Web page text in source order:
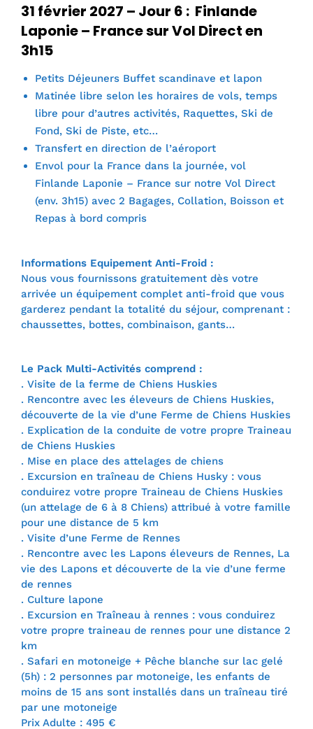
31 février 2027 – Jour 6 : Finlande
Laponie – France sur Vol Direct en
3h15
Petits Déjeuners Buffet scandinave et lapon
Matinée libre selon les horaires de vols, temps
libre pour d’autres activités, Raquettes, Ski de
Fond, Ski de Piste, etc…
Transfert en direction de l’aéroport
Envol pour la France dans la journée, vol
Finlande Laponie – France sur notre Vol Direct
(env. 3h15) avec 2 Bagages, Collation, Boisson et
Repas à bord compris
Informations Equipement Anti-Froid :
Nous vous fournissons gratuitement dès votre
arrivée un équipement complet anti-froid que vous
garderez pendant la totalité du séjour, comprenant :
chaussettes, bottes, combinaison, gants…
Le Pack Multi-Activités comprend :
. Visite de la ferme de Chiens Huskies
. Rencontre avec les éleveurs de Chiens Huskies,
découverte de la vie d’une Ferme de Chiens Huskies
. Explication de la conduite de votre propre Traineau
de Chiens Huskies
. Mise en place des attelages de chiens
. Excursion en traîneau de Chiens Husky : vous
conduirez votre propre Traineau de Chiens Huskies
(un attelage de 6 à 8 Chiens) attribué à votre famille
pour une distance de 5 km
. Visite d’une Ferme de Rennes
. Rencontre avec les Lapons éleveurs de Rennes, La
vie des Lapons et découverte de la vie d’une ferme
de rennes
. Culture lapone
. Excursion en Traîneau à rennes : vous conduirez
votre propre traineau de rennes pour une distance 2
km
. Safari en motoneige + Pêche blanche sur lac gelé
(5h) : 2 personnes par motoneige, les enfants de
moins de 15 ans sont installés dans un traîneau tiré
par une motoneige
Prix Adulte : 495 €